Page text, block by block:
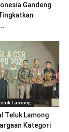
Gandeng
Lamong
Teluk Lamong
Kategori